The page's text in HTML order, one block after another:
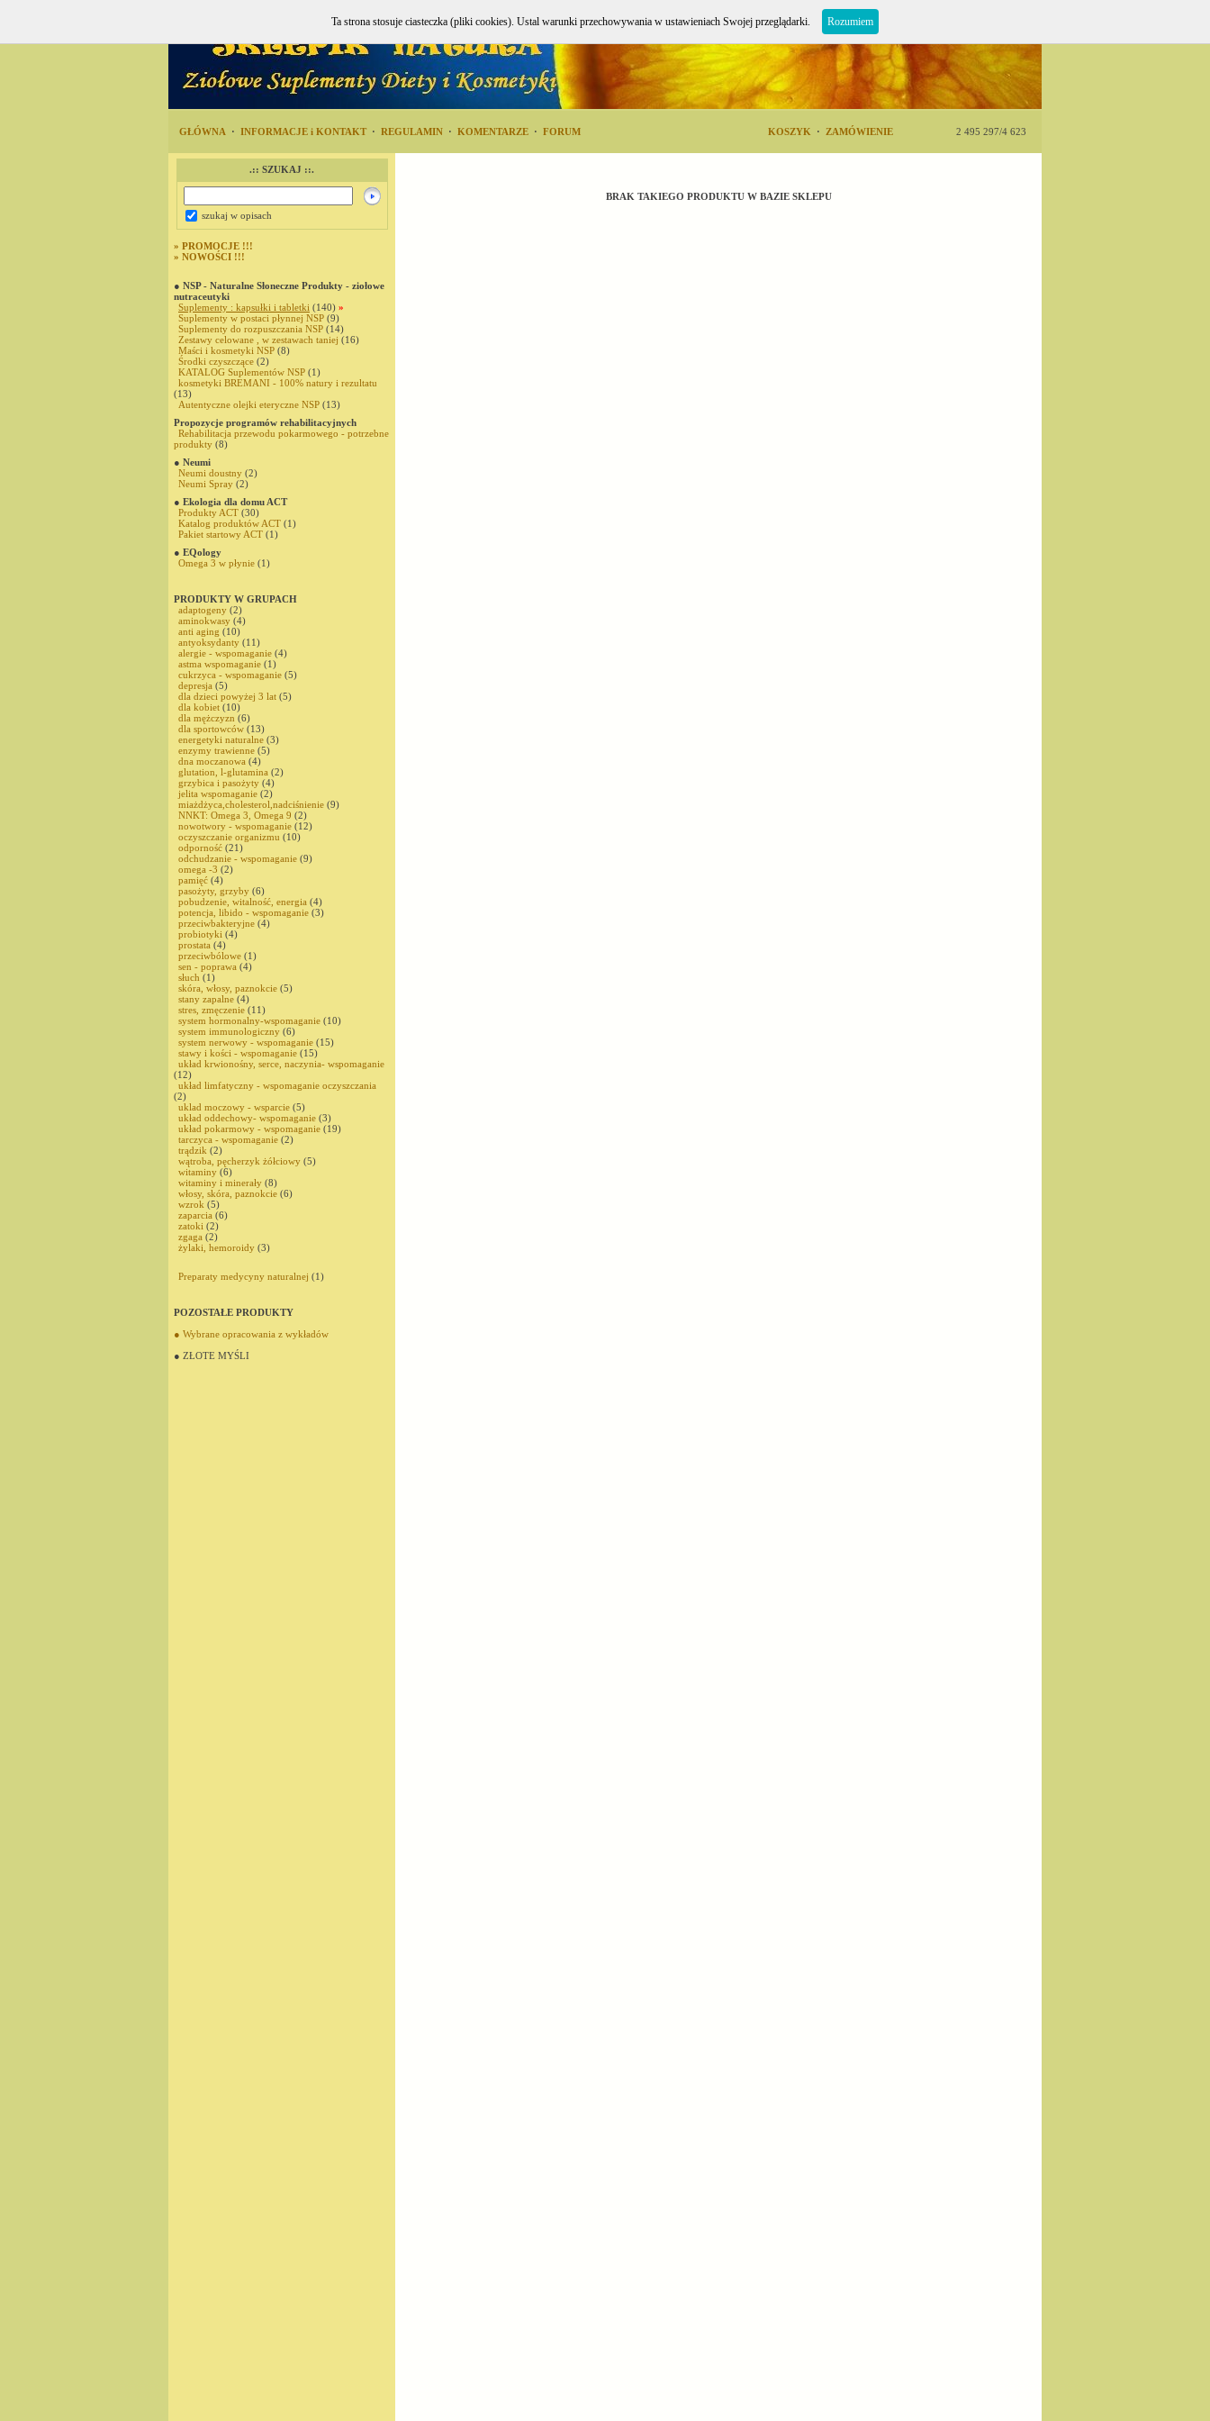
GŁÓWNA · INFORMACJE i KONTAKT · REGULAMIN · KOMENTARZE · FORUM KOSZYK · ZAMÓWIENIE 2 495 297/4 623
.:: SZUKAJ ::.
szukaj w opisach
» PROMOCJE !!!
» NOWOŚCI !!!
● NSP - Naturalne Słoneczne Produkty - ziołowe
nutraceutyki
Suplementy : kapsułki i tabletki (140) »
Suplementy w postaci płynnej NSP (9)
Suplementy do rozpuszczania NSP (14)
Zestawy celowane , w zestawach taniej (16)
Maści i kosmetyki NSP (8)
Środki czyszczące (2)
KATALOG Suplementów NSP (1)
kosmetyki BREMANI - 100% natury i rezultatu
(13)
Autentyczne olejki eteryczne NSP (13)
Propozycje programów rehabilitacyjnych
Rehabilitacja przewodu pokarmowego - potrzebne
produkty (8)
● Neumi
Neumi doustny (2)
Neumi Spray (2)
● Ekologia dla domu ACT
Produkty ACT (30)
Katalog produktów ACT (1)
Pakiet startowy ACT (1)
● EQology
Omega 3 w płynie (1)
PRODUKTY W GRUPACH
adaptogeny (2)
aminokwasy (4)
anti aging (10)
antyoksydanty (11)
alergie - wspomaganie (4)
astma wspomaganie (1)
cukrzyca - wspomaganie (5)
depresja (5)
dla dzieci powyżej 3 lat (5)
dla kobiet (10)
dla mężczyzn (6)
dla sportowców (13)
energetyki naturalne (3)
enzymy trawienne (5)
dna moczanowa (4)
glutation, l-glutamina (2)
grzybica i pasożyty (4)
jelita wspomaganie (2)
miażdżyca,cholesterol,nadciśnienie (9)
NNKT: Omega 3, Omega 9 (2)
nowotwory - wspomaganie (12)
oczyszczanie organizmu (10)
odporność (21)
odchudzanie - wspomaganie (9)
omega -3 (2)
pamięć (4)
pasożyty, grzyby (6)
pobudzenie, witalność, energia (4)
potencja, libido - wspomaganie (3)
przeciwbakteryjne (4)
probiotyki (4)
prostata (4)
przeciwbólowe (1)
sen - poprawa (4)
słuch (1)
skóra, włosy, paznokcie (5)
stany zapalne (4)
stres, zmęczenie (11)
system hormonalny-wspomaganie (10)
system immunologiczny (6)
system nerwowy - wspomaganie (15)
stawy i kości - wspomaganie (15)
układ krwionośny, serce, naczynia- wspomaganie
(12)
układ limfatyczny - wspomaganie oczyszczania
(2)
uklad moczowy - wsparcie (5)
układ oddechowy- wspomaganie (3)
układ pokarmowy - wspomaganie (19)
tarczyca - wspomaganie (2)
trądzik (2)
wątroba, pęcherzyk żółciowy (5)
witaminy (6)
witaminy i minerały (8)
włosy, skóra, paznokcie (6)
wzrok (5)
zaparcia (6)
zatoki (2)
zgaga (2)
żylaki, hemoroidy (3)
Preparaty medycyny naturalnej (1)
POZOSTAŁE PRODUKTY
● Wybrane opracowania z wykładów
● ZŁOTE MYŚLI
BRAK TAKIEGO PRODUKTU W BAZIE SKLEPU
Ta strona stosuje ciasteczka (pliki cookies). Ustal warunki przechowywania w ustawieniach Swojej przeglądarki. Rozumiem